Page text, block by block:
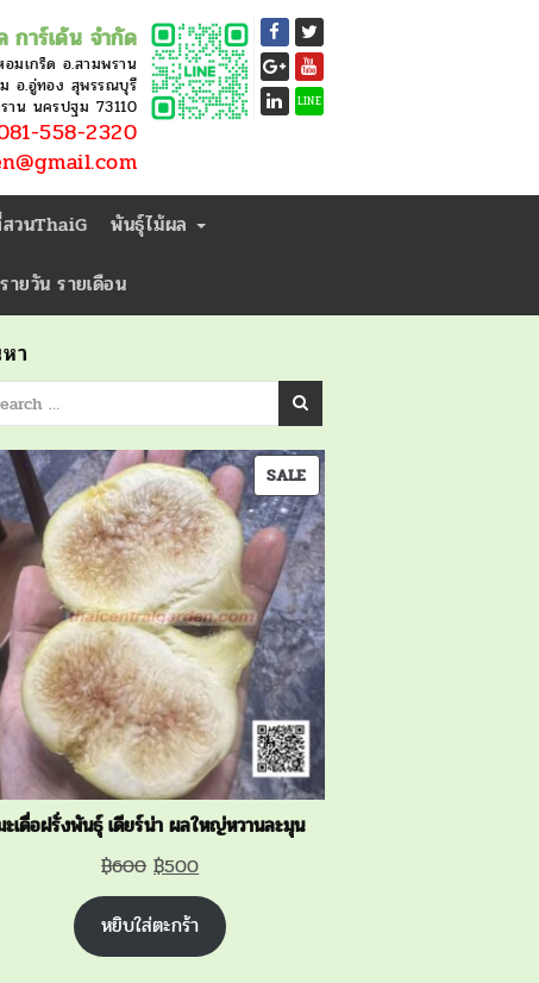
การ์เด้น จำกัด
มเกร็ด อ.สามพราน
อ.อู่ทอง สุพรรณบุรี
าน นครปฐม 73110
558-2320
LINE
วนThaiG
พันธุ์ไม้ผล
ยวัน รายเดือน
า
SALEPRODUCT
ON
SALE
ะเดื่อฝรั่งพันธุ์ เดียร์น่า ผลใหญ่หวานละมุน
฿600 Original
price
was:
฿600.
฿500Current
price
is:
฿500.
หยิบใส่ตะกร้า